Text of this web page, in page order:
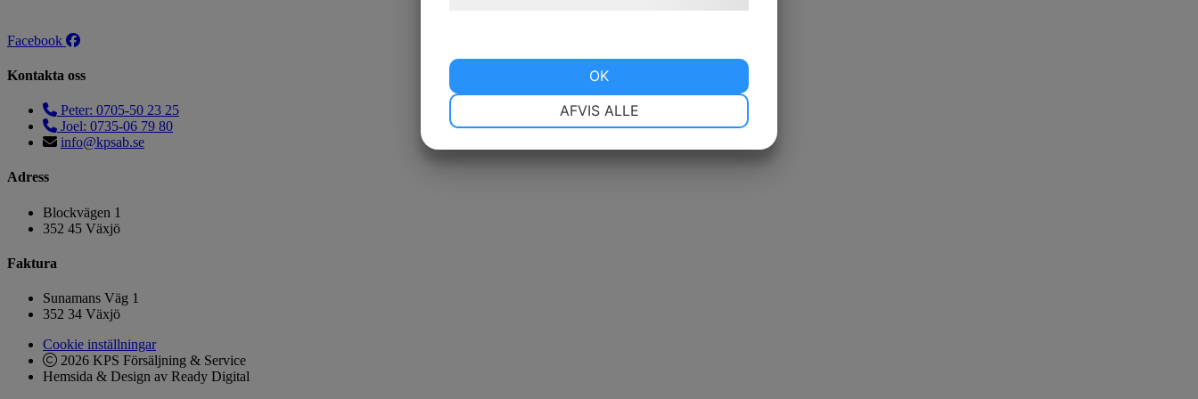
Facebook
Kontakta oss
Peter: 0705-50 23 25
Joel: 0735-06 79 80
info@kpsab.se
Adress
Blockvägen 1
352 45 Växjö
Faktura
Sunamans Väg 1
352 34 Växjö
Cookie inställningar
2026 KPS Försäljning & Service
Hemsida & Design av Ready Digital
AFVIS ALLE
OK